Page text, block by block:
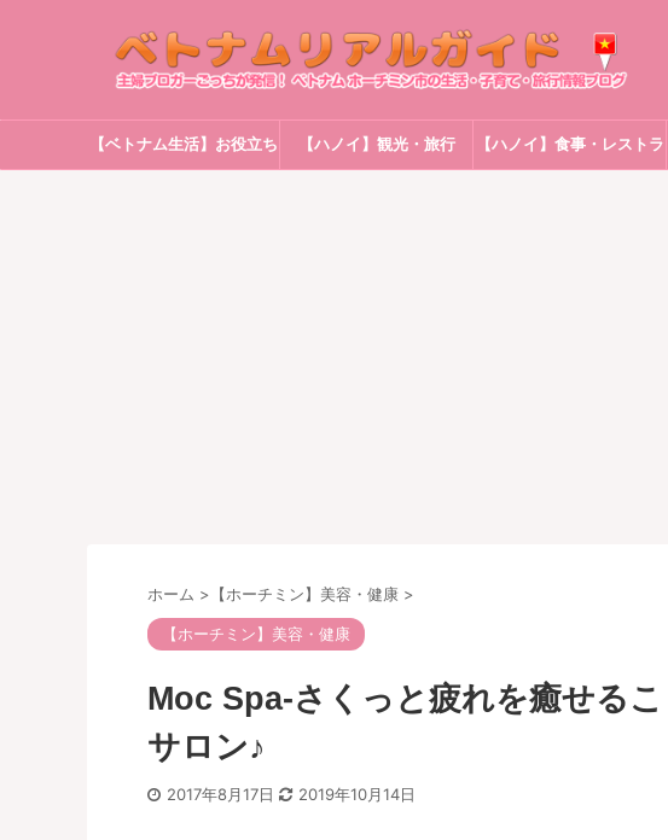
【ベトナム生活】お役立ち 【ハノイ】観光・旅行 【ハノイ】食事・レストラ
ホーム > 【ホーチミン】美容・健康 >
【ホーチミン】美容・健康
Moc Spa-さくっと疲れを癒せる
サロン♪
2017年8月17日 2019年10月14日